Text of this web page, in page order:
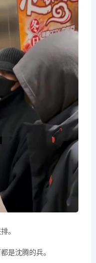
。
是沈腾的兵。